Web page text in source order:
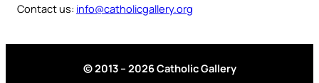
Contact us: info@catholicgallery.org
© 2013 – 2026 Catholic Gallery